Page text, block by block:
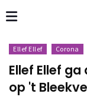
Ellef Ellef Corona
Ellef Ellef
op 't